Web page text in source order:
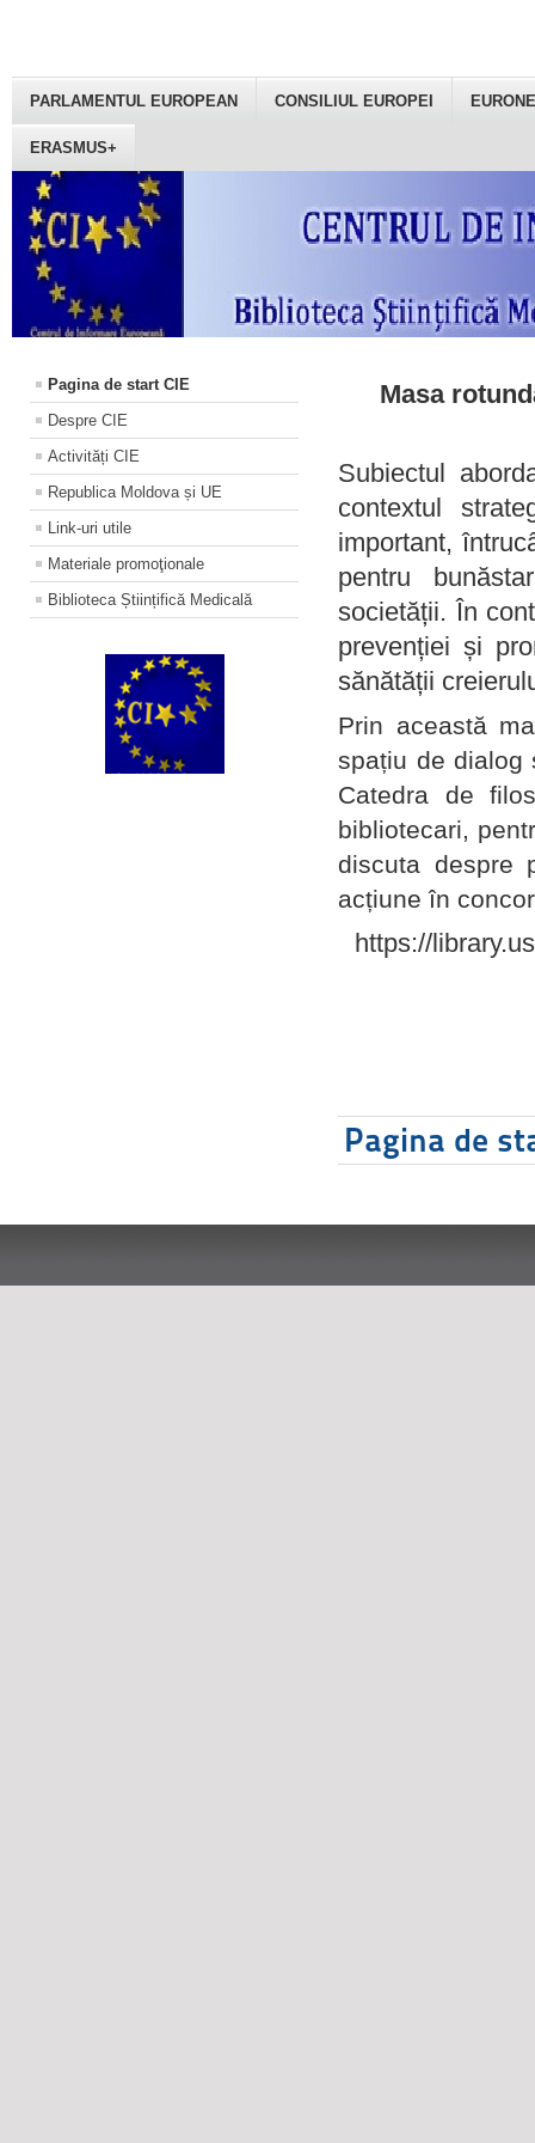
PARLAMENTUL EUROPEAN CONSILIUL EUROPEI
ERASMUS+
Pagina de start CIE
Despre CIE
Activități CIE
Republica Moldova și UE
Link-uri utile
Materiale promoţionale
Biblioteca Științifică Medicală
Masa
Subiectul
contextul
important,
pentru
societății. În
prevenției și
sănătății
Prin această
spațiu de dialog
Catedra de
bibliotecari,
discuta despre
acțiune în
https://
Pagina de